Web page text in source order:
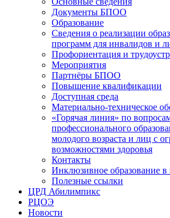
Документы БПОО
Образование
Сведения о реализации
программ для инвалидов и
Профориентация и
Мероприятия
Партнёры БПОО
Повышение квалификации
Доступная среда
Материально-техническое
«Горячая линия» по
профессионального
молодого возраста и лиц с
возможностями здоровья
Контакты
Инклюзивное образование в
Полезные ссылки
ЦРД Абилимпикс
РЦОЭ
Новости